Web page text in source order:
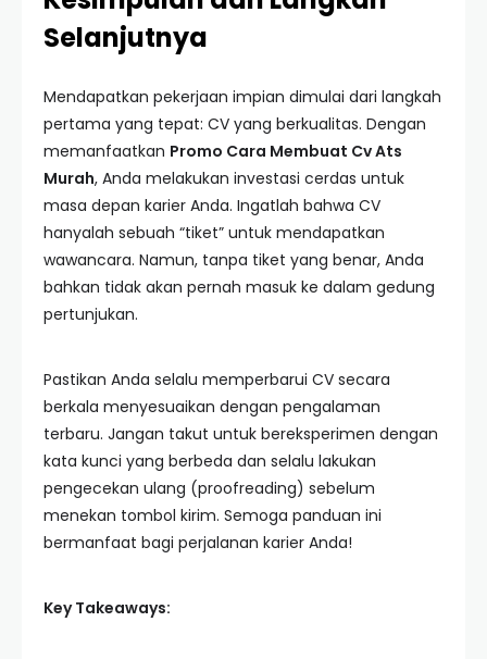
Selanjutnya
Mendapatkan pekerjaan impian dimulai dari langkah
pertama yang tepat: CV yang berkualitas. Dengan
memanfaatkan Promo Cara Membuat Cv Ats
Murah, Anda melakukan investasi cerdas untuk
masa depan karier Anda. Ingatlah bahwa CV
hanyalah sebuah “tiket” untuk mendapatkan
wawancara. Namun, tanpa tiket yang benar, Anda
bahkan tidak akan pernah masuk ke dalam gedung
pertunjukan.
Pastikan Anda selalu memperbarui CV secara
berkala menyesuaikan dengan pengalaman
terbaru. Jangan takut untuk bereksperimen dengan
kata kunci yang berbeda dan selalu lakukan
pengecekan ulang (proofreading) sebelum
menekan tombol kirim. Semoga panduan ini
bermanfaat bagi perjalanan karier Anda!
Key Takeaways: